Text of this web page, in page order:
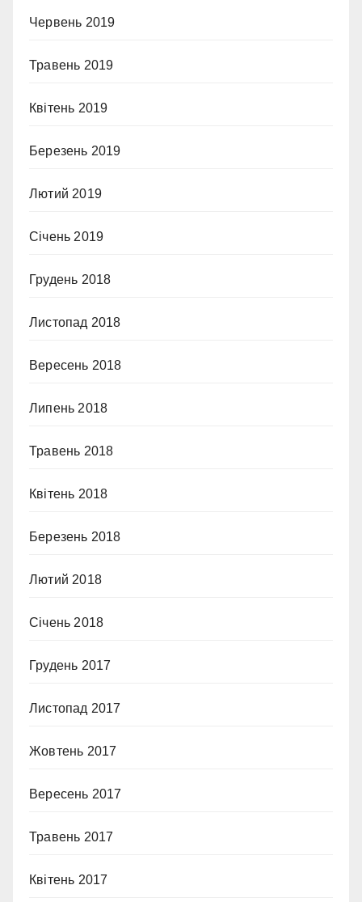
Червень 2019
Травень 2019
Квітень 2019
Березень 2019
Лютий 2019
Січень 2019
Грудень 2018
Листопад 2018
Вересень 2018
Липень 2018
Травень 2018
Квітень 2018
Березень 2018
Лютий 2018
Січень 2018
Грудень 2017
Листопад 2017
Жовтень 2017
Вересень 2017
Травень 2017
Квітень 2017